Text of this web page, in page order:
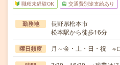
職種未経験OK 交通費別途支給あり
勤務地
長野県松本市
松本駅から徒歩16分
曜日頻度 月～金・土・日・祝 ※